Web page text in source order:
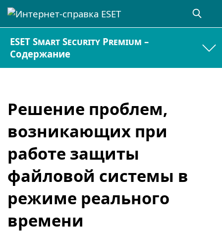
ESET Smart Security Premium –
Содержание
Решение проблем,
возникающих при
работе защиты
файловой системы в
режиме реального
времени